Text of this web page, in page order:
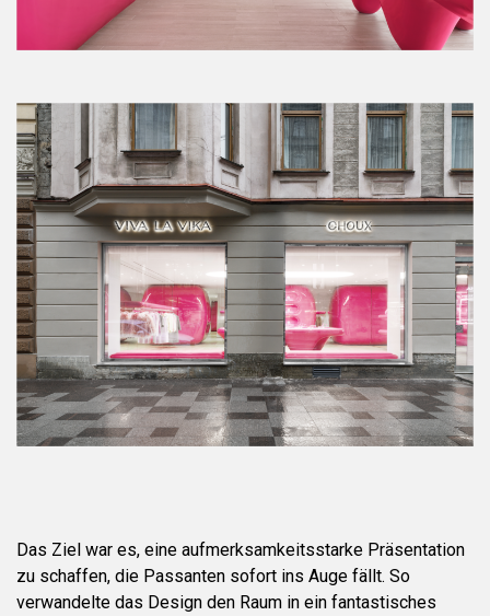
Das Ziel war es, eine aufmerksamkeitsstarke Präsentation
zu schaffen, die Passanten sofort ins Auge fällt. So
verwandelte das Design den Raum in ein fantastisches